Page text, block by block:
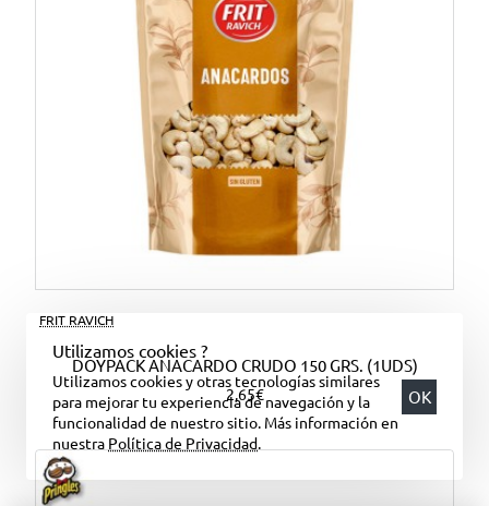
Utilizamos cookies ?
Utilizamos cookies y otras tecnologías similares
para mejorar tu experiencia de navegación y la
funcionalidad de nuestro sitio. Más información en
nuestra Política de Privacidad.
OK
FRIT RAVICH
DOYPACK ANACARDO CRUDO 150 GRS. (1UDS)
2,65€